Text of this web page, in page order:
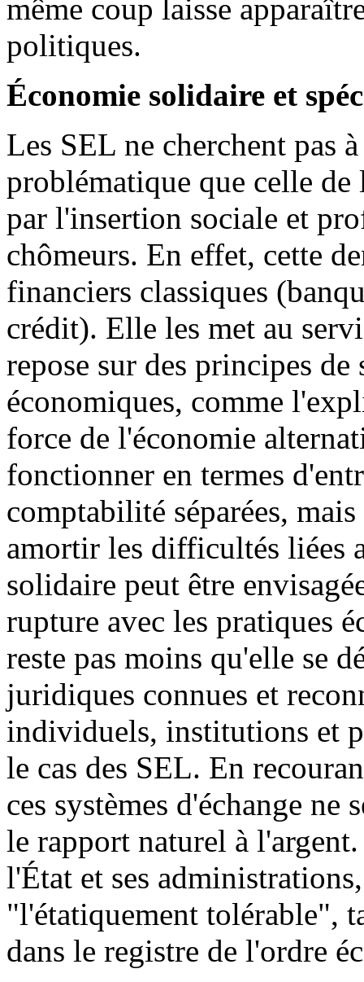
même coup laisse
politiques.
Économie solidaire et
Les SEL ne cherchent pas
problématique que celle
par l'insertion sociale et
chômeurs. En effet, cette
financiers classiques
crédit). Elle les met au
repose sur des principes
économiques, comme
force de l'économie
fonctionner en termes
comptabilité séparées,
amortir les difficultés liées
solidaire peut être
rupture avec les pratiques
reste pas moins qu'elle se
juridiques connues et
individuels, institutions et
le cas des SEL. En
ces systèmes d'échange ne
le rapport naturel à
l'État et ses
"l'étatiquement tolérable",
dans le registre de l'ordre